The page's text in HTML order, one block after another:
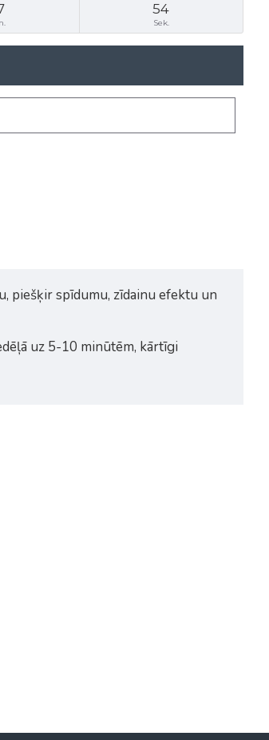
54
Sek.
piešķir spīdumu, zīdainu efektu un
uz 5-10 minūtēm, kārtīgi